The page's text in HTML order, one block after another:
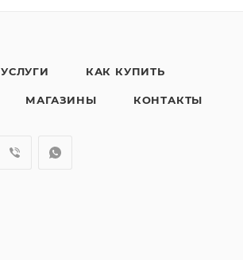
УСЛУГИ КАК КУПИТЬ
МАГАЗИНЫ КОНТАКТЫ